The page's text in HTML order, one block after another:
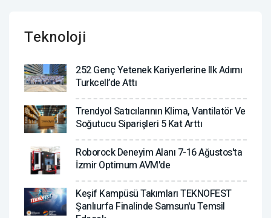
Teknoloji
252 Genç Yetenek Kariyerlerine Ilk Adımı
Turkcell’de Attı
Trendyol Satıcılarının Klima, Vantilatör ‎ve
Soğutucu Siparişleri 5 Kat Arttı
Roborock Deneyim Alanı 7-16 Ağustos'ta
İzmir Optimum AVM'de
Keşif Kampüsü Takımları TEKNOFEST
Şanlıurfa Finalinde Samsun'u Temsil